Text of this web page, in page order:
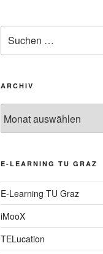
nach:
ARCHIV
E-LEARNING TU GRAZ
E-Learning TU Graz
iMooX
TELucation